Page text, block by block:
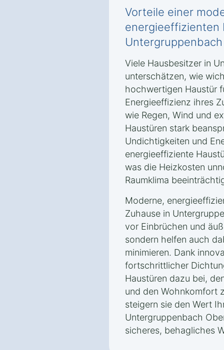
Vorteile einer
energieeffizienten
Viele Hausbesitzer in
unterschätzen, wie
hochwertigen Haustür
Energieeffizienz ihres
wie Regen, Wind und
Haustüren stark
Undichtigkeiten und
energieeffiziente
was die Heizkosten
Raumklima
Moderne,
Zuhause in
vor Einbrüchen und
sondern helfen auch
minimieren. Dank
fortschrittlicher
Haustüren dazu bei,
und den Wohnkomfort
steigern sie den Wert
Untergruppenbach
sicheres, behagliches